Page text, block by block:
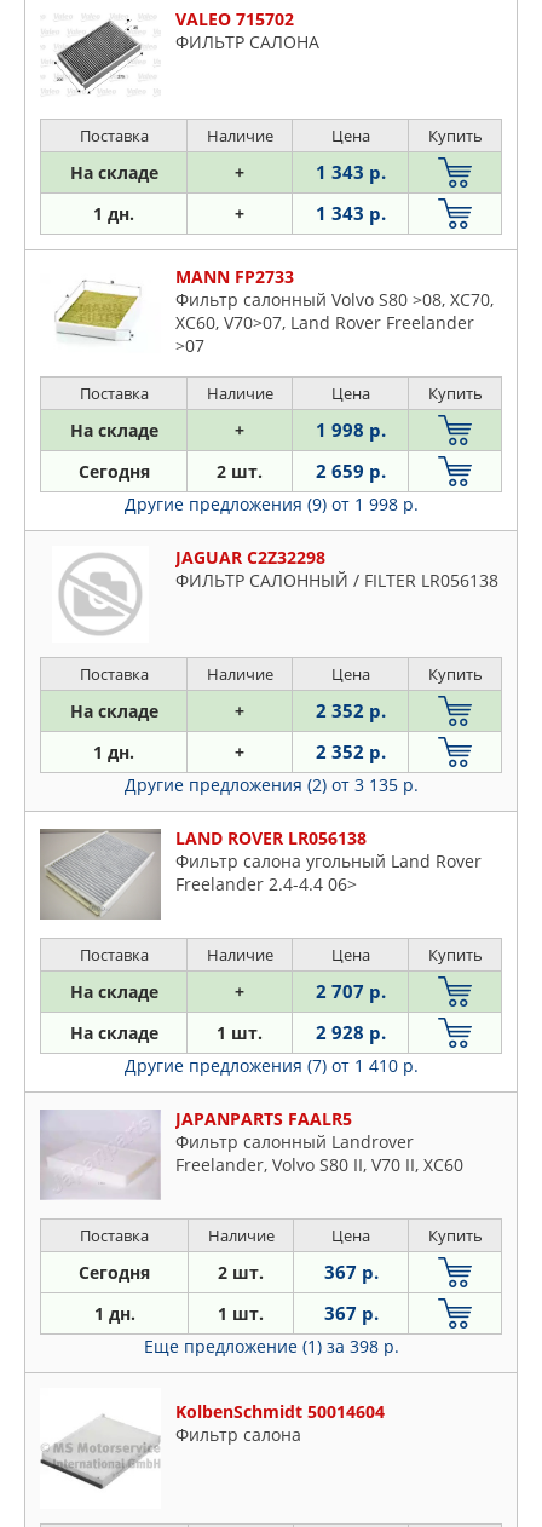
VALEO 715702
ФИЛЬТР САЛОНА
Поставка Наличие Цена Купить
На складе + 1 343 р.
1 дн. + 1 343 р.
MANN FP2733
Фильтр салонный Volvo S80 >08, XC70,
XC60, V70>07, Land Rover Freelander
>07
Поставка Наличие Цена Купить
На складе + 1 998 р.
Сегодня 2 шт. 2 659 р.
Другие предложения (9) от 1 998 р.
JAGUAR C2Z32298
ФИЛЬТР САЛОННЫЙ / FILTER LR056138
Поставка Наличие Цена Купить
На складе + 2 352 р.
1 дн. + 2 352 р.
Другие предложения (2) от 3 135 р.
LAND ROVER LR056138
Фильтр салона угольный Land Rover
Freelander 2.4-4.4 06>
Поставка Наличие Цена Купить
На складе + 2 707 р.
На складе 1 шт. 2 928 р.
Другие предложения (7) от 1 410 р.
JAPANPARTS FAALR5
Фильтр салонный Landrover
Freelander, Volvo S80 II, V70 II, XC60
Поставка Наличие Цена Купить
Сегодня 2 шт. 367 р.
1 дн. 1 шт. 367 р.
Еще предложение (1) за 398 р.
KolbenSchmidt 50014604
Фильтр салона